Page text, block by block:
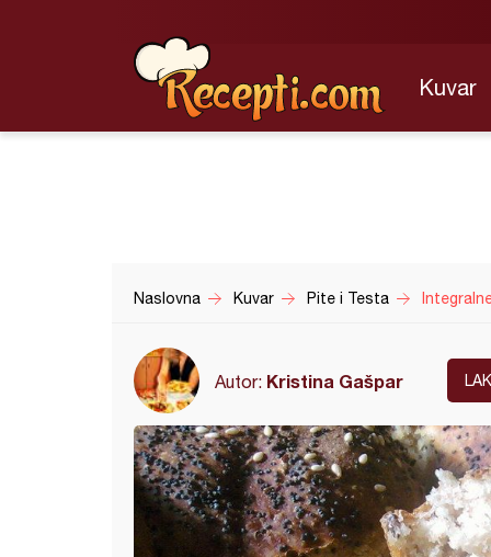
Kuvar
Naslovna Kuvar Pite i Testa
Autor: Kristina Gašpar